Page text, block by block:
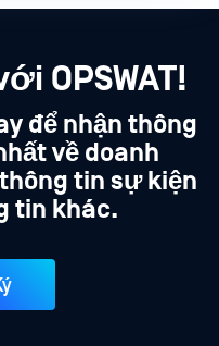
OPSWAT!
để nhận thông
về doanh
tin sự kiện
tin khác.